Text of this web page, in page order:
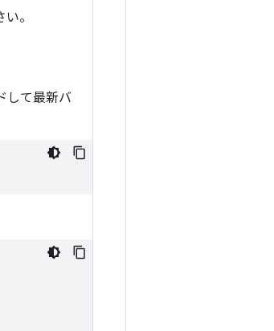
。
して最新バ